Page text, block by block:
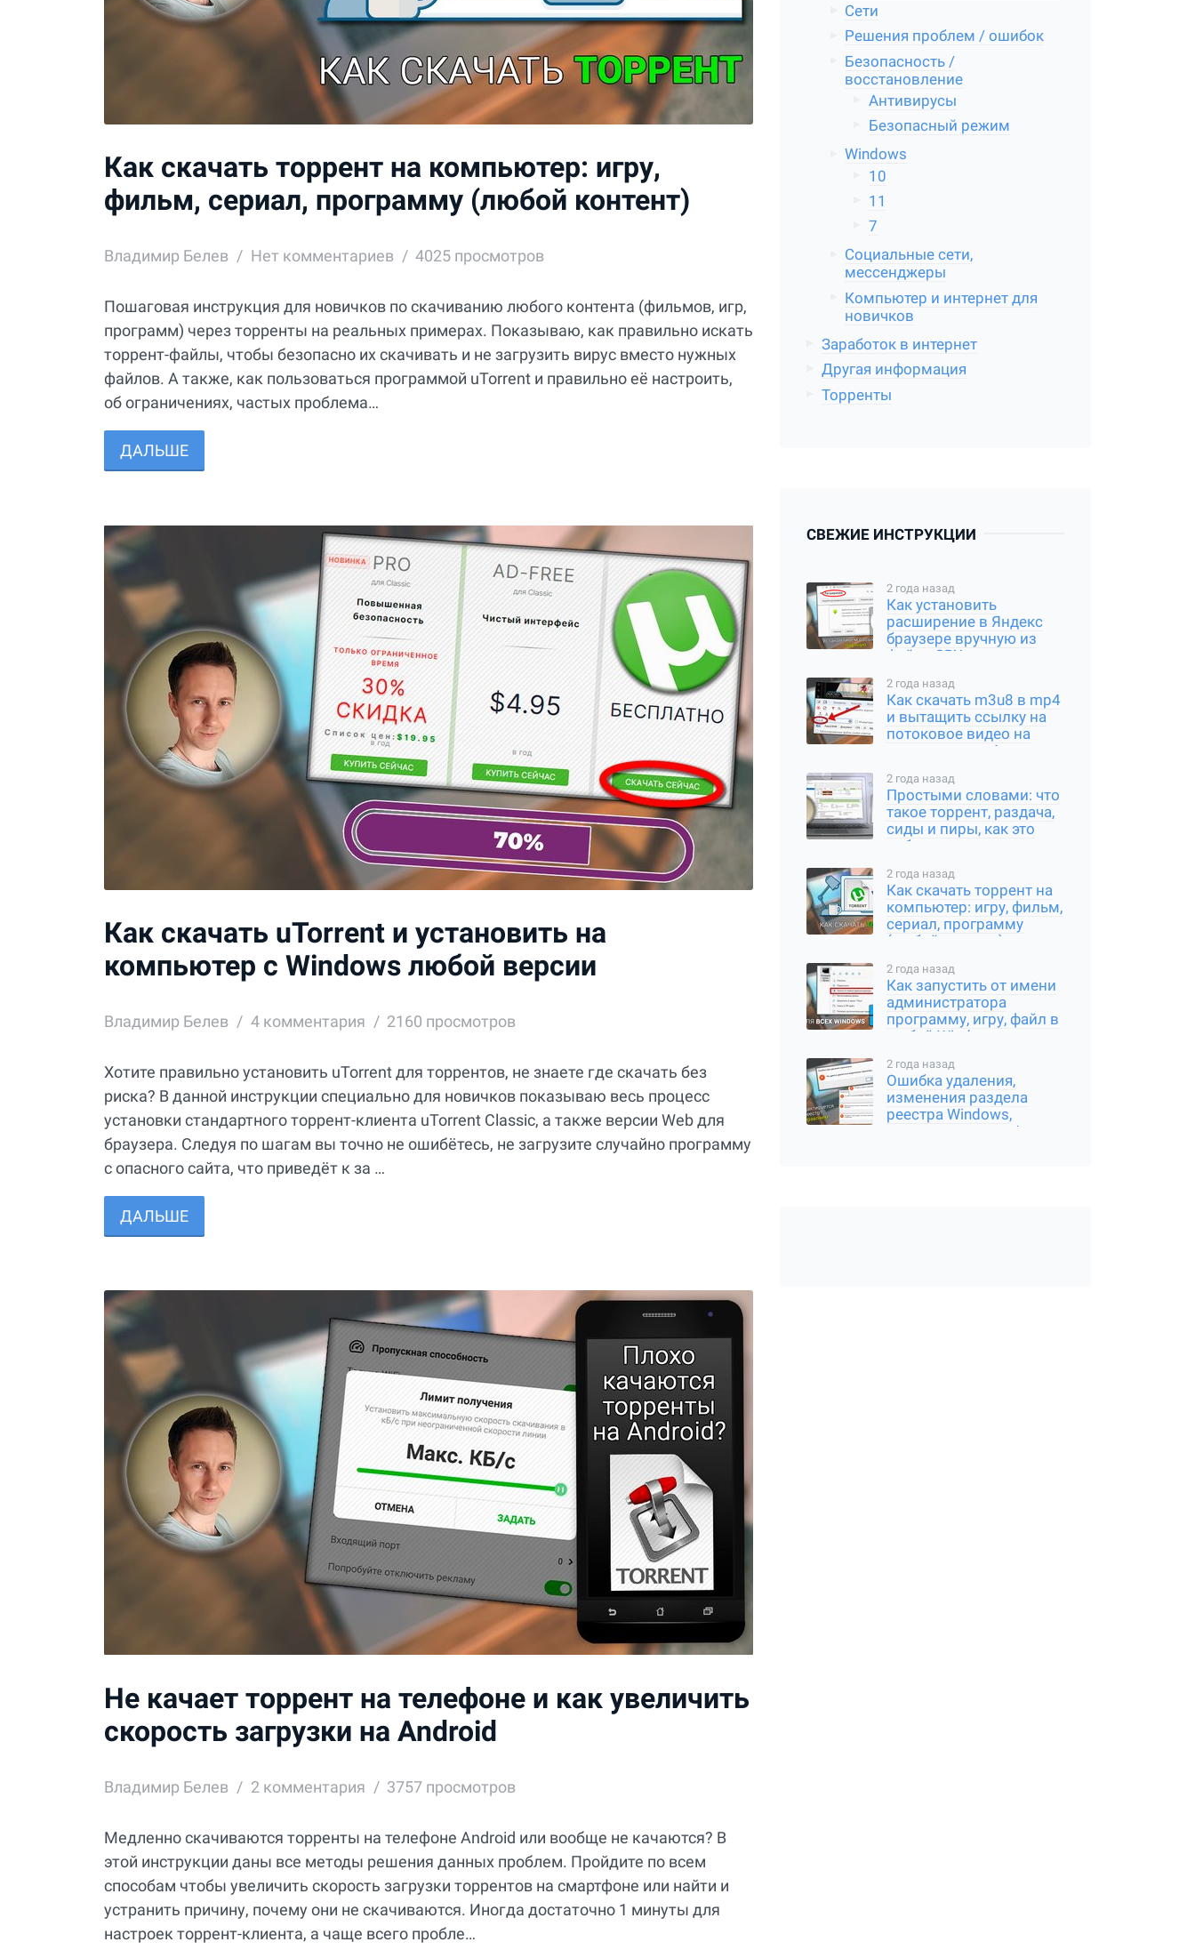
Как скачать торрент на компьютер: игру,
фильм, сериал, программу (любой контент)
Владимир Белев Нет комментариев 4025 просмотров
Пошаговая инструкция для новичков по скачиванию любого контента (фильмов, игр,
программ) через торренты на реальных примерах. Показываю, как правильно искать
торрент-файлы, чтобы безопасно их скачивать и не загрузить вирус вместо нужных
файлов. А также, как пользоваться программой uTorrent и правильно её настроить,
об ограничениях, частых проблема…
ДАЛЬШЕ
Как скачать uTorrent и установить на
компьютер с Windows любой версии
Владимир Белев 4комментария 2160 просмотров
Хотите правильно установить uTorrent для торрентов, не знаете где скачать без
риска? В данной инструкции специально для новичков показываю весь процесс
установки стандартного торрент-клиента uTorrent Classic, а также версии Web для
браузера. Следуя по шагам вы точно не ошибётесь, не загрузите случайно программу
с опасного сайта, что приведёт к за …
ДАЛЬШЕ
Не качает торрент на телефоне и как увеличить
скорость загрузки на Android
Владимир Белев 2 комментария 3757 просмотров
Медленно скачиваются торренты на телефоне Android или вообще не качаются? В
этой инструкции даны все методы решения данных проблем. Пройдите по всем
способам чтобы увеличить скорость загрузки торрентов на смартфоне или найти и
устранить причину, почему они не скачиваются. Иногда достаточно 1 минуты для
настроек торрент-клиента, а чаще всего пробле…
Сети
Решения проблем / ошибок
Безопасность /
восстановление
Антивирусы
Безопасный режим
Windows
10
11
7
Социальные сети,
мессенджеры
Компьютер и интернет для
новичков
Заработок в интернет
Другая информация
Торренты
СВЕЖИЕ ИНСТРУКЦИИ
2 года назад
Как установить
расширение в Яндекс
браузере вручную из
файла CRX или
2 года назад
Как скачать m3u8 в mp4
и вытащить ссылку на
потоковое видео на
компьютере и Андроид
2 года назад
Простыми словами: что
такое торрент, раздача,
сиды и пиры, как это
работает
2 года назад
Как скачать торрент на
компьютер: игру, фильм,
сериал, программу
(любой контент)
2 года назад
Как запустить от имени
администратора
программу, игру, файл в
любой Windows
2 года назад
Ошибка удаления,
изменения раздела
реестра Windows,
переименования /